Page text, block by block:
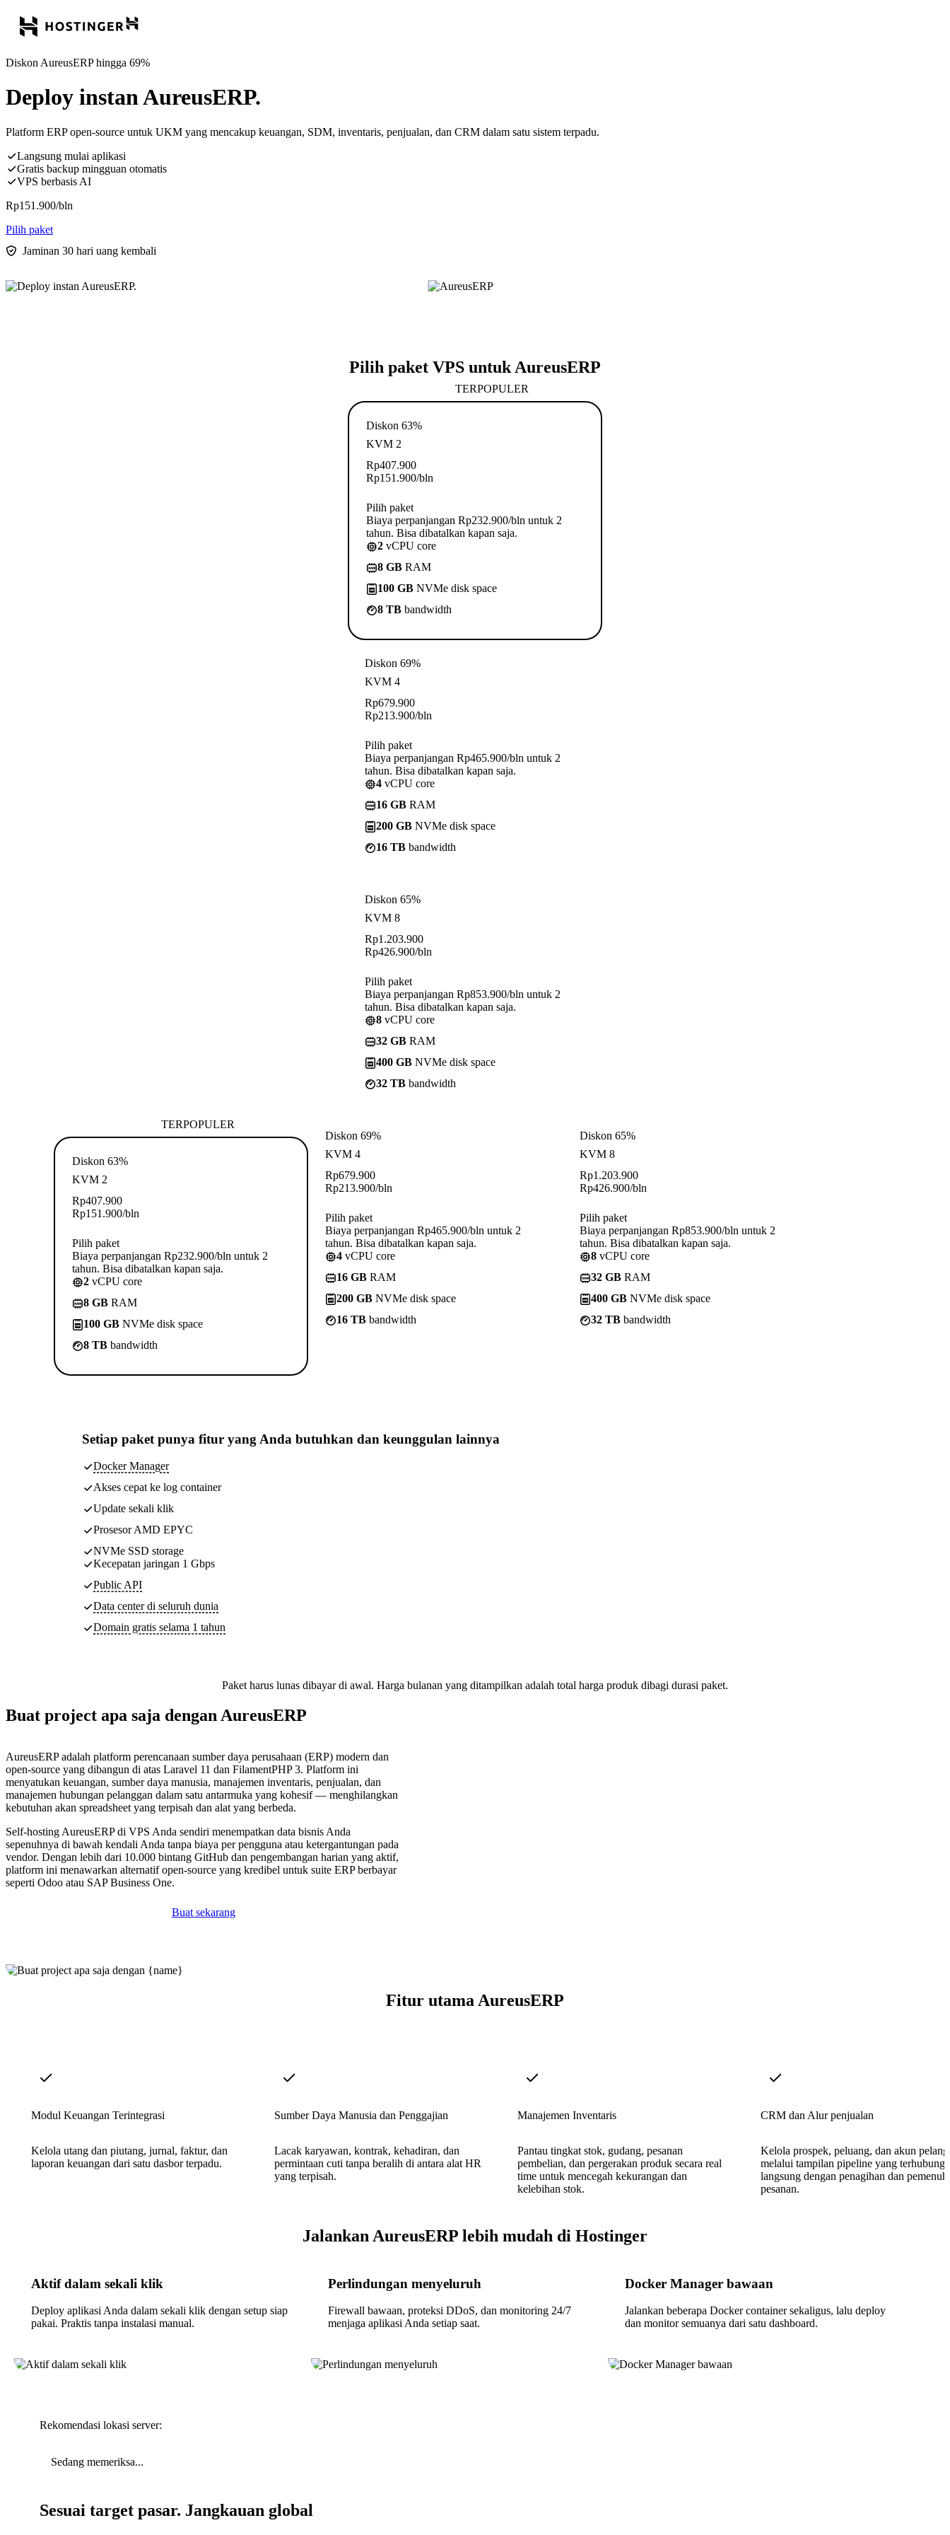
Diskon AureusERP hingga 69%
Deploy instan AureusERP.
Platform ERP open-source untuk UKM yang mencakup keuangan, SDM, inventaris, penjualan, dan CRM dalam satu sistem terpadu.
Langsung mulai aplikasi
Gratis backup mingguan otomatis
VPS berbasis AI
Rp151.900/bln
Pilih paket
Jaminan 30 hari uang kembali
Pilih paket VPS untuk AureusERP
TERPOPULER
Diskon 63%
KVM 2
Rp407.900
Rp151.900/bln
Pilih paket
Biaya perpanjangan Rp232.900/bln untuk 2
tahun. Bisa dibatalkan kapan saja.
2 vCPU core
8 GB RAM
100 GB NVMe disk space
8 TB bandwidth
Diskon 69%
KVM 4
Rp679.900
Rp213.900/bln
Pilih paket
Biaya perpanjangan Rp465.900/bln untuk 2
tahun. Bisa dibatalkan kapan saja.
4 vCPU core
16 GB RAM
200 GB NVMe disk space
16 TB bandwidth
Diskon 65%
KVM 8
Rp1.203.900
Rp426.900/bln
Pilih paket
Biaya perpanjangan Rp853.900/bln untuk 2
tahun. Bisa dibatalkan kapan saja.
8 vCPU core
32 GB RAM
400 GB NVMe disk space
32 TB bandwidth
TERPOPULER
Diskon 63%
KVM 2
Rp407.900
Rp151.900/bln
Pilih paket
Biaya perpanjangan Rp232.900/bln untuk 2
tahun. Bisa dibatalkan kapan saja.
2 vCPU core
8 GB RAM
100 GB NVMe disk space
8 TB bandwidth
Diskon 69%
KVM 4
Rp679.900
Rp213.900/bln
Pilih paket
Biaya perpanjangan Rp465.900/bln untuk 2
tahun. Bisa dibatalkan kapan saja.
4 vCPU core
16 GB RAM
200 GB NVMe disk space
16 TB bandwidth
Diskon 65%
KVM 8
Rp1.203.900
Rp426.900/bln
Pilih paket
Biaya perpanjangan Rp853.900/bln untuk 2
tahun. Bisa dibatalkan kapan saja.
8 vCPU core
32 GB RAM
400 GB NVMe disk space
32 TB bandwidth
Setiap paket punya fitur yang Anda butuhkan dan keunggulan lainnya
Docker Manager
Akses cepat ke log container
Update sekali klik
Prosesor AMD EPYC
NVMe SSD storage
Kecepatan jaringan 1 Gbps
Public API
Data center di seluruh dunia
Domain gratis selama 1 tahun
Paket harus lunas dibayar di awal. Harga bulanan yang ditampilkan adalah total harga produk dibagi durasi paket.
Buat project apa saja dengan AureusERP
AureusERP adalah platform perencanaan sumber daya perusahaan (ERP) modern dan
open-source yang dibangun di atas Laravel 11 dan FilamentPHP 3. Platform ini
menyatukan keuangan, sumber daya manusia, manajemen inventaris, penjualan, dan
manajemen hubungan pelanggan dalam satu antarmuka yang kohesif — menghilangkan
kebutuhan akan spreadsheet yang terpisah dan alat yang berbeda.
Self-hosting AureusERP di VPS Anda sendiri menempatkan data bisnis Anda
sepenuhnya di bawah kendali Anda tanpa biaya per pengguna atau ketergantungan pada
vendor. Dengan lebih dari 10.000 bintang GitHub dan pengembangan harian yang aktif,
platform ini menawarkan alternatif open-source yang kredibel untuk suite ERP berbayar
seperti Odoo atau SAP Business One.
Buat sekarang
Fitur utama AureusERP
Modul Keuangan Terintegrasi
Kelola utang dan piutang, jurnal, faktur, dan
laporan keuangan dari satu dasbor terpadu.
Sumber Daya Manusia dan Penggajian
Lacak karyawan, kontrak, kehadiran, dan
permintaan cuti tanpa beralih di antara alat HR
yang terpisah.
Manajemen Inventaris
Pantau tingkat stok, gudang, pesanan
pembelian, dan pergerakan produk secara real
time untuk mencegah kekurangan dan
kelebihan stok.
CRM dan Alur penjualan
Kelola prospek, peluang, dan akun
melalui tampilan pipeline yang terhubung
langsung dengan penagihan dan
pesanan.
Jalankan AureusERP lebih mudah di Hostinger
Aktif dalam sekali klik
Deploy aplikasi Anda dalam sekali klik dengan setup siap
pakai. Praktis tanpa instalasi manual.
Perlindungan menyeluruh
Firewall bawaan, proteksi DDoS, dan monitoring 24/7
menjaga aplikasi Anda setiap saat.
Docker Manager bawaan
Jalankan beberapa Docker container sekaligus, lalu deploy
dan monitor semuanya dari satu dashboard.
Rekomendasi lokasi server:
Sedang memeriksa...
Sesuai target pasar. Jangkauan global